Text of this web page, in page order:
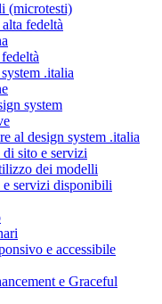
(microtesti)
fedeltà
.italia
system
al design system .italia
sito e servizi
dei modelli
servizi disponibili
e accessibile
e Graceful